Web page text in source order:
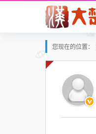
您现在的位置：